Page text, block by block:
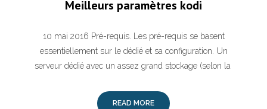
Meilleurs paramètres kodi
10 mai 2016 Pré-requis. Les pré-requis se basent
essentiellement sur le dédié et sa configuration. Un
serveur dédié avec un assez grand stockage (selon la
READ MORE